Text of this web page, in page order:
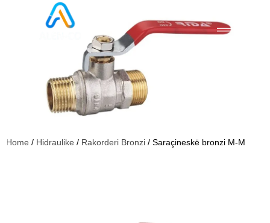
Home / Hidraulike / Rakorderi Bronzi / Saraçineskë bronzi M-M